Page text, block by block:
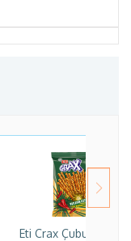
Eti Crax Çubuk 50gr